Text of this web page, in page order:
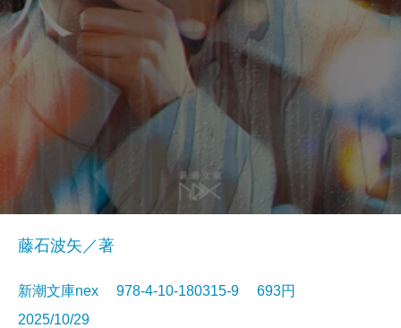
藤石波矢／著
新潮文庫nex 978-4-10-180315-9 693円
2025/10/29